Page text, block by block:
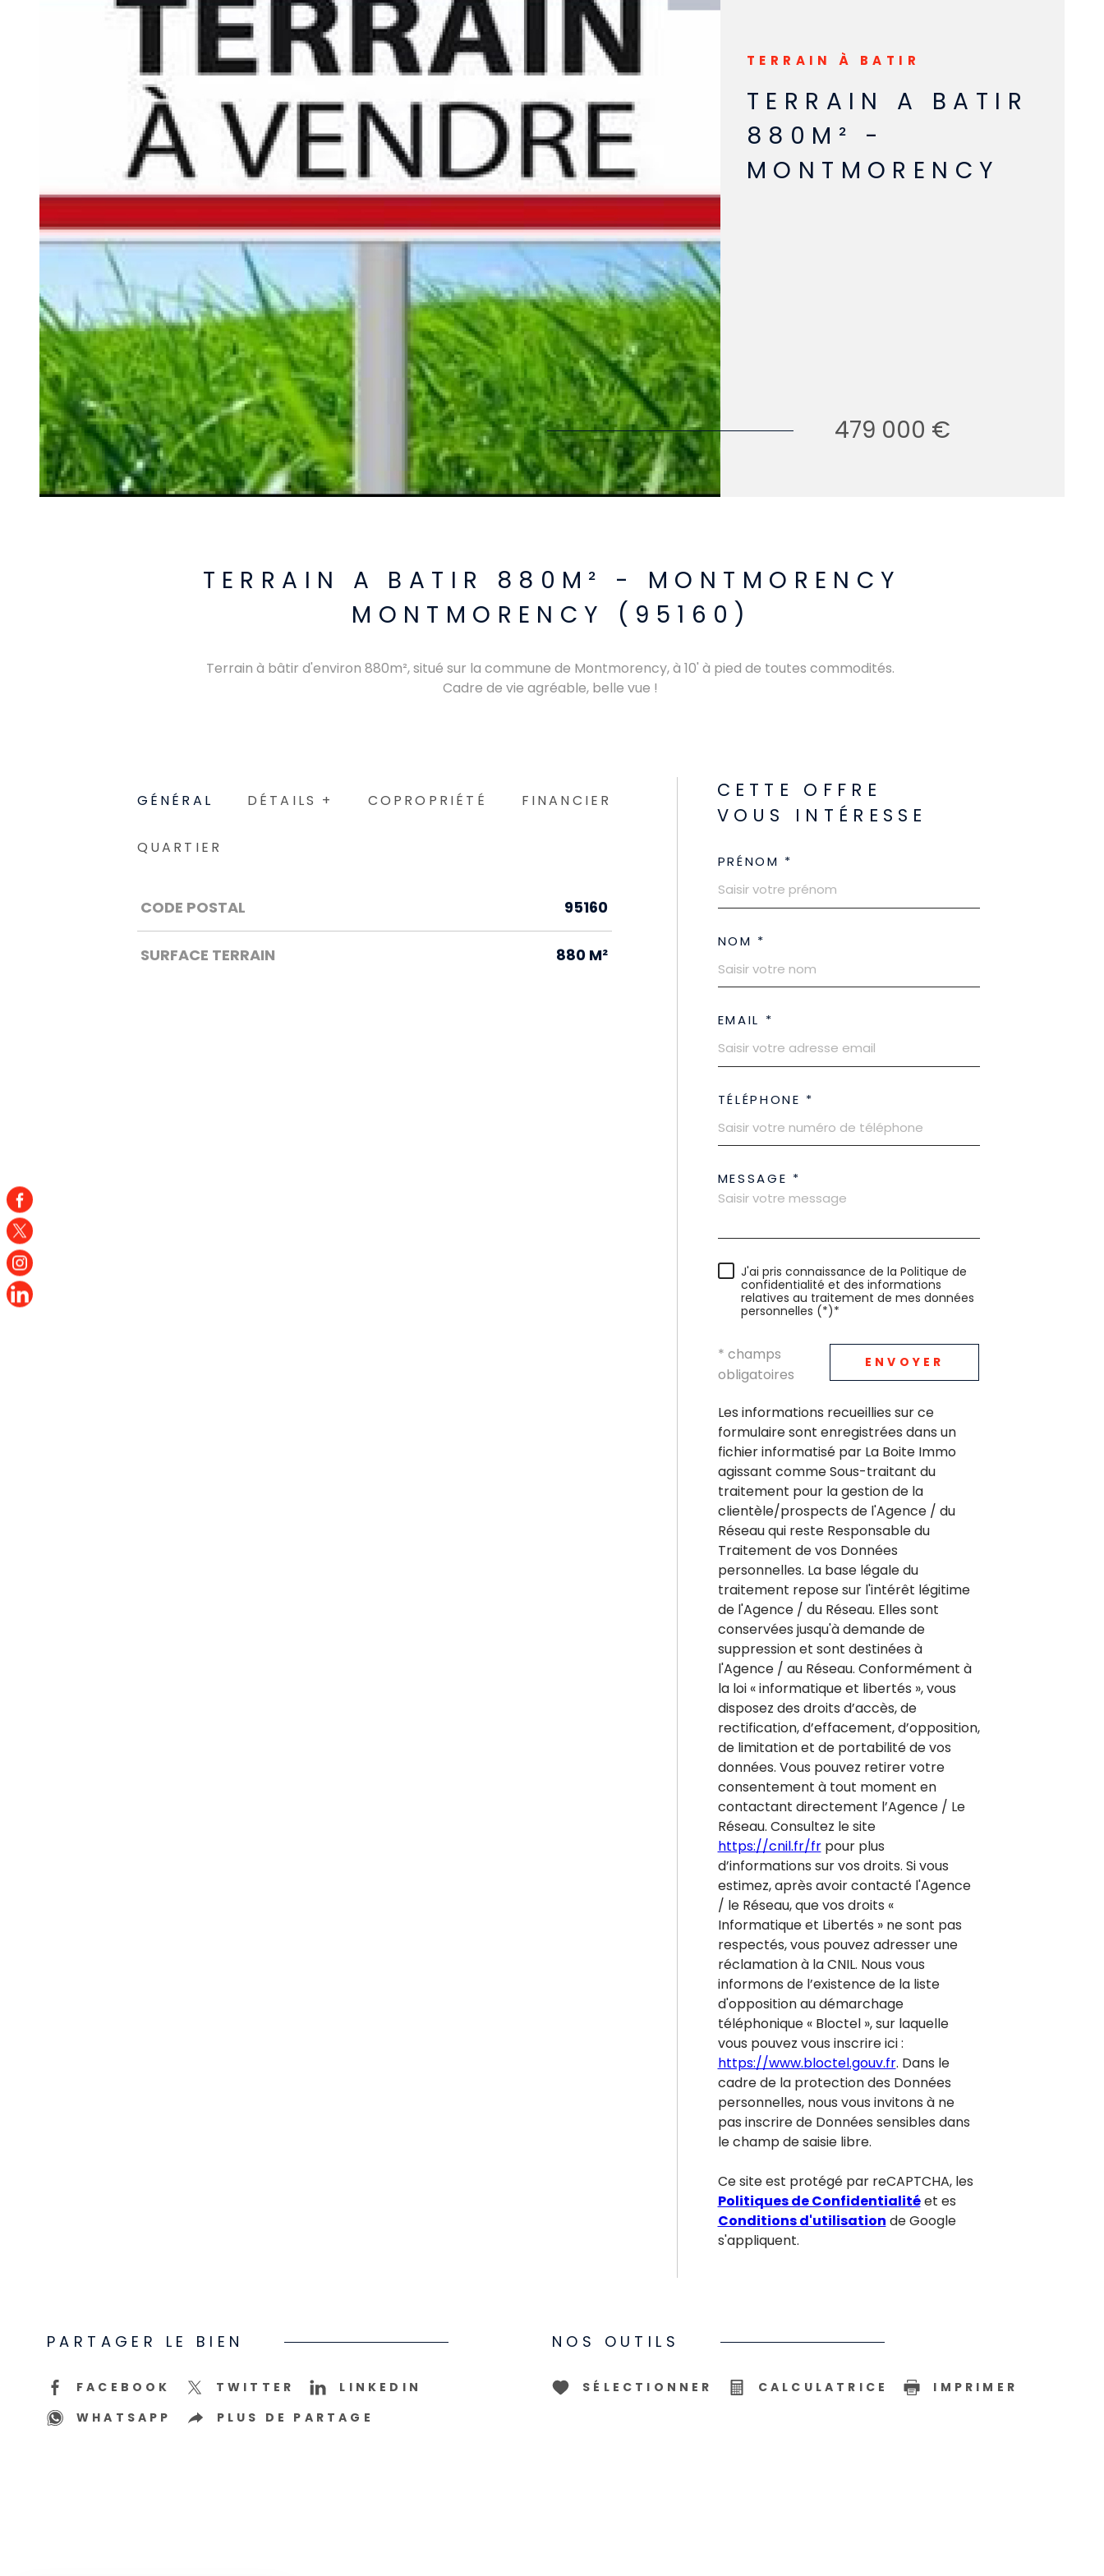
TERRAIN À BATIR
TERRAIN A BATIR
880M² -
MONTMORENCY
479 000 €
TERRAIN A BATIR 880M² - MONTMORENCY
MONTMORENCY (95160)
Terrain à bâtir d'environ 880m², situé sur la commune de Montmorency, à 10' à pied de toutes commodités.
Cadre de vie agréable, belle vue !
GÉNÉRAL DÉTAILS + COPROPRIÉTÉ FINANCIER
QUARTIER
Caractérisque Valeurs
CODE POSTAL 95160
SURFACE TERRAIN 880 M²
CETTE OFFRE
VOUS INTÉRESSE
PRÉNOM *
NOM *
EMAIL *
TÉLÉPHONE *
MESSAGE *
J'ai pris connaissance de la Politique de
confidentialité et des informations
relatives au traitement de mes données
personnelles (*)*
* champs
obligatoires
ENVOYER
Les informations recueillies sur ce
formulaire sont enregistrées dans un
fichier informatisé par La Boite Immo
agissant comme Sous-traitant du
traitement pour la gestion de la
clientèle/prospects de l'Agence / du
Réseau qui reste Responsable du
Traitement de vos Données
personnelles. La base légale du
traitement repose sur l'intérêt légitime
de l'Agence / du Réseau. Elles sont
conservées jusqu'à demande de
suppression et sont destinées à
l'Agence / au Réseau. Conformément à
la loi « informatique et libertés », vous
disposez des droits d’accès, de
rectification, d’effacement, d’opposition,
de limitation et de portabilité de vos
données. Vous pouvez retirer votre
consentement à tout moment en
contactant directement l’Agence / Le
Réseau. Consultez le site
https://cnil.fr/frpour plus
d’informations sur vos droits. Si vous
estimez, après avoir contacté l'Agence
/ le Réseau, que vos droits «
Informatique et Libertés » ne sont pas
respectés, vous pouvez adresser une
réclamation à la CNIL. Nous vous
informons de l’existence de la liste
d'opposition au démarchage
téléphonique « Bloctel », sur laquelle
vous pouvez vous inscrire ici :
https://www.bloctel.gouv.fr. Dans le
cadre de la protection des Données
personnelles, nous vous invitons à ne
pas inscrire de Données sensibles dans
le champ de saisie libre.
Ce site est protégé par reCAPTCHA, les
Politiques de Confidentialitéet es
Conditions d'utilisation de Google
s'appliquent.
PARTAGER LE BIEN
FACEBOOK TWITTER
LINKEDIN
WHATSAPP
PLUS DE PARTAGE
NOS OUTILS
SÉLECTIONNER CALCULATRICE IMPRIMER